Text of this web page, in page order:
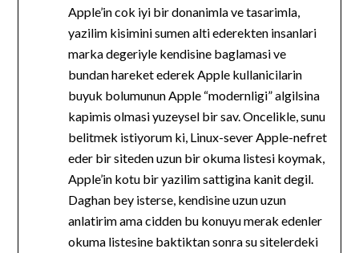
Apple’in cok iyi bir donanimla ve tasarimla,
yazilim kisimini sumen alti ederekten insanlari
marka degeriyle kendisine baglamasi ve
bundan hareket ederek Apple kullanicilarin
buyuk bolumunun Apple “modernligi” algilsina
kapimis olmasi yuzeysel bir sav. Oncelikle, sunu
belitmek istiyorum ki, Linux-sever Apple-nefret
eder bir siteden uzun bir okuma listesi koymak,
Apple’in kotu bir yazilim sattigina kanit degil.
Daghan bey isterse, kendisine uzun uzun
anlatirim ama cidden bu konuyu merak edenler
okuma listesine baktiktan sonra su sitelerdeki